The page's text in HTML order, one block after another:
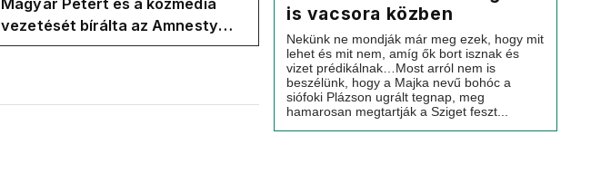
vezetését bírálta az Amnesty
International a Klubrádióban
is vacsora közben
Nekünk ne mondják már meg ezek, hogy mit
lehet és mit nem, amíg ők bort isznak és
vizet prédikálnak…Most arról nem is
beszélünk, hogy a Majka nevű bohóc a
siófoki Plázson ugrált tegnap, meg
hamarosan megtartják a Sziget feszt...